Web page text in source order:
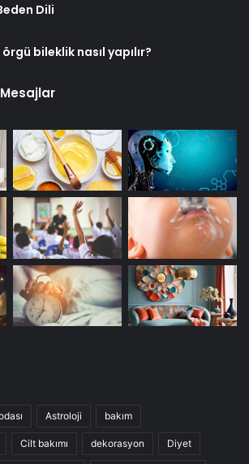
Dili
bileklik nasıl yapılır?
Astroloji bakım
Cilt bakımı dekorasyon Diyet